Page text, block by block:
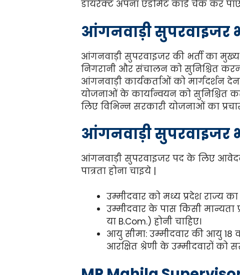
डायरेक्ट अपना एडमिट कार्ड चेक कर
आंगनवाड़ी सुपरवाइजर
आंगनवाड़ी सुपरवाइजर की भर्ती का मुख्य
निगरानी और संचालन को सुनिश्चित
आंगनवाड़ी कार्यकर्ताओं को मार्गदर्शन
योजनाओं के कार्यान्वयन को सुनिश्चित
लिए विभिन्न सरकारी योजनाओं का
आंगनवाड़ी सुपरवाइजर
आंगनवाड़ी सुपरवाइजर पद के लिए
पात्रता होना चाइये |
उम्मीदवार को मध्य प्रदेश राज्य का
उम्मीदवार के पास किसी मान्यता
या B.Com.) होनी चाहिए।
आयु सीमा: उम्मीदवार की आयु 18
आरक्षित श्रेणी के उम्मीदवारों को